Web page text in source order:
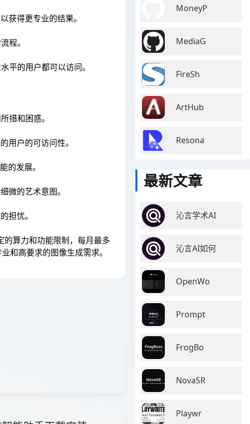
获得更专业的结果。
程。
平的用户都可以访问。
措和困惑。
用户的可访问性。
的发展。
微的艺术意图。
担忧。
的算力和功能限制，每月最多
和高要求的图像生成需求。
MoneyP
MediaG
FireSh
ArtHub
Resona
最新文章
沁言学术AI
沁言AI如何
OpenWo
Prompt
FrogBo
NovaSR
Playwr